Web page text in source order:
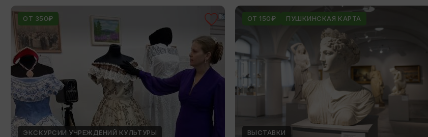
ОТ 350₽
ЭКСКУРСИИ УЧРЕЖДЕНИЙ КУЛЬТУРЫ
ОТ 150₽ ПУШКИНСКАЯ КАРТА
ВЫСТАВКИ